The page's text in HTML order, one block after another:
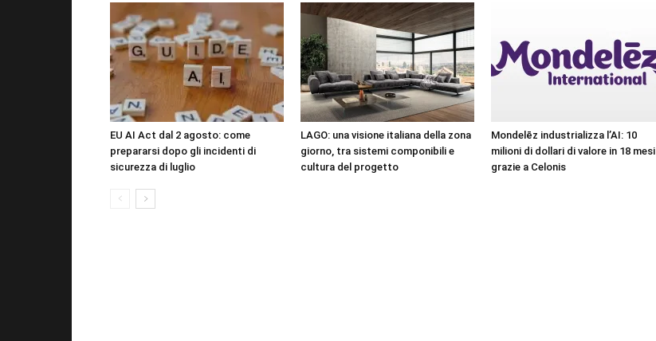
EU AI Act dal 2 agosto: come
prepararsi dopo gli incidenti di
sicurezza di luglio
LAGO: una visione italiana della zona
giorno, tra sistemi componibili e
cultura del progetto
Mondelēz industrializza l’AI: 10
milioni di dollari di valore in 18 mesi
grazie a Celonis